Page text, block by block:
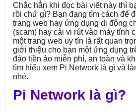
Chắc hẳn khi đọc bài viết này thì
rồi chứ gì? Bạn đang tìm cách để
trang web hay ứng dụng di động
(scam) hay cài vi rút vào máy tính
một trang web uy tín là rất quan
giới thiệu cho bạn một ứng dụng
đào tiền ảo miễn phí, an toàn và
tìm hiểu xem Pi Network là gì và
nhé.
Pi Network là gì?